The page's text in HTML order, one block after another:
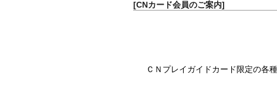
[CNカード会員のご案内]
ＣＮプレイガイドカード限定の各